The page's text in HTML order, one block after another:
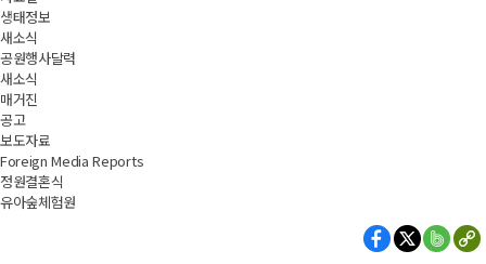
생태정보
새소식
공원행사달력
새소식
매거진
공고
보도자료
Foreign Media Reports
정원결혼식
유아숲체험원